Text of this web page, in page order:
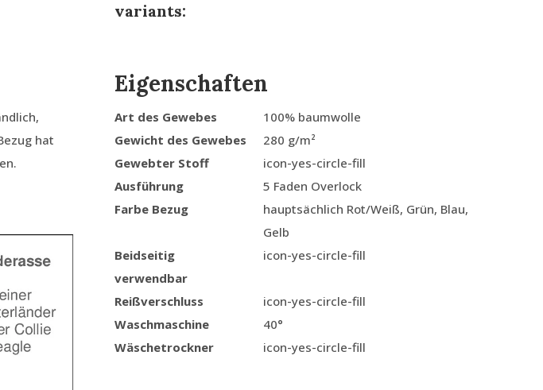
variants:
hat
Eigenschaften
Art des Gewebes
100% baumwolle
Gewicht des Gewebes
280 g/m²
Gewebter Stoff
icon-yes-circle-fill
Ausführung
5 Faden Overlock
Farbe Bezug
hauptsächlich Rot/Weiß, Grün, Blau,
Gelb
Beidseitig
verwendbar
icon-yes-circle-fill
Reißverschluss
icon-yes-circle-fill
Waschmaschine
40°
Wäschetrockner
icon-yes-circle-fill